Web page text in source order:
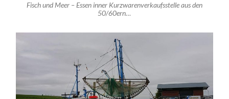
Fisch und Meer – Essen inner Kurzwarenverkaufsstelle aus den
50/60ern…